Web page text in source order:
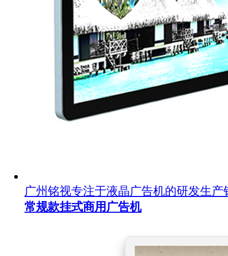
广州铭视专注于液晶广告机的研发生
常规款挂式商用广告机